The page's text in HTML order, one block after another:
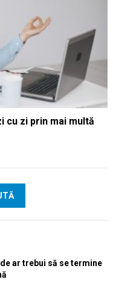
cu zi prin mai multă
ar trebui să se termine